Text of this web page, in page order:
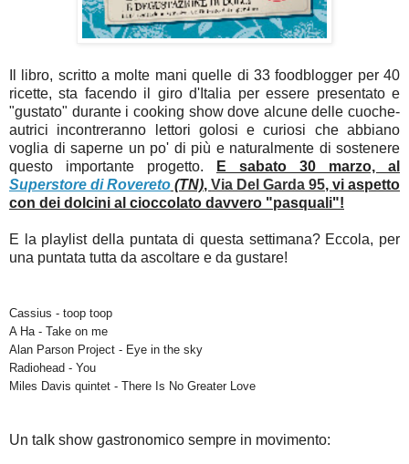
Il libro, scritto a molte mani quelle di 33 foodblogger per 40
ricette, sta facendo il giro d'Italia per essere presentato e
"gustato" durante i cooking show dove alcune delle cuoche-
autrici incontreranno lettori golosi e curiosi che abbiano
voglia di saperne un po' di più e naturalmente di sostenere
questo importante progetto.
E sabato 30 marzo, al
Superstore di Rovereto (TN), Via Del Garda 95, vi aspetto
con dei dolcini al cioccolato davvero "pasquali"!
E la playlist della puntata di questa settimana? Eccola, per
una puntata tutta da ascoltare e da gustare!
Cassius - toop toop
A Ha - Take on me
Alan Parson Project - Eye in the sky
Radiohead - You
Miles Davis quintet - There Is No Greater Love
Un talk show gastronomico sempre in movimento: